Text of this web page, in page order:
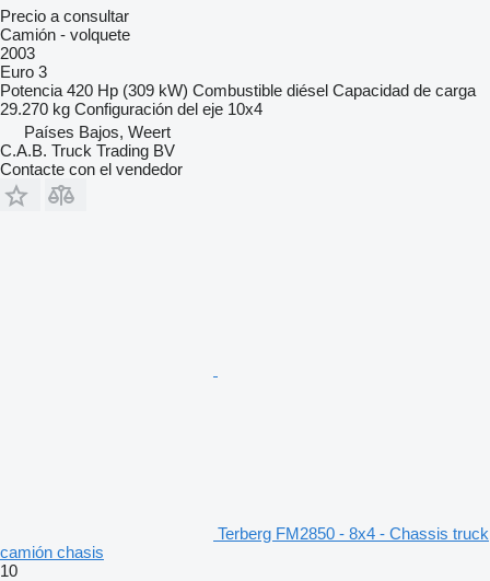
Precio a consultar
Camión - volquete
2003
Euro 3
Potencia 420 Hp (309 kW) Combustible diésel Capacidad de carga
29.270 kg Configuración del eje 10x4
Países Bajos, Weert
C.A.B. Truck Trading BV
Contacte con el vendedor
Terberg FM2850 - 8x4 - Chassis truck
camión chasis
10